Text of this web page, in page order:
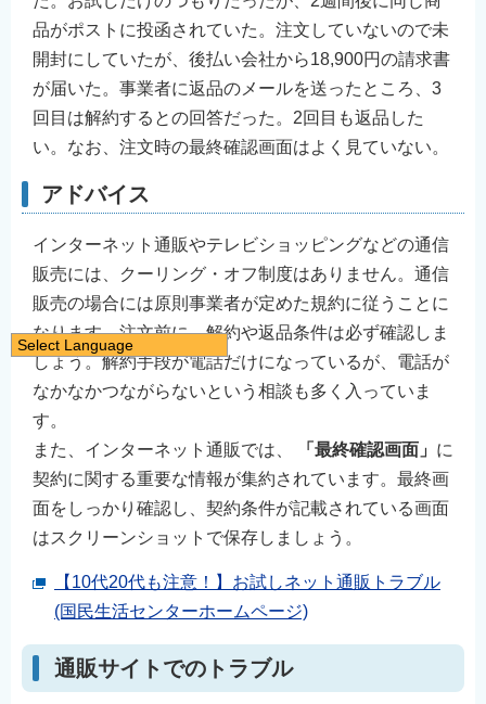
品がポストに投函されていた。注文していないので未
開封にしていたが、後払い会社から18,900円の請求書
が届いた。事業者に返品のメールを送ったところ、3
回目は解約するとの回答だった。2回目も返品した
い。なお、注文時の最終確認画面はよく見ていない。
アドバイス
インターネット通販やテレビショッピングなどの通信
販売には、クーリング・オフ制度はありません。通信
販売の場合には原則事業者が定めた規約に従うことに
なります。注文前に、解約や返品条件は必ず確認しま
しょう。解約手段が電話だけになっているが、電話が
なかなかつながらないという相談も多く入っていま
す。
また、インターネット通販では、
「最終確認画面」 に
契約に関する重要な情報が集約されています。最終画
面をしっかり確認し、契約条件が記載されている画面
はスクリーンショットで保存しましょう。
【10代20代も注意！】お試しネット通販トラブル
(国民生活センターホームページ)
通販サイトでのトラブル
Select Language
日本語
简体中文
繁體中文
한국어
नेपाली
Filipino